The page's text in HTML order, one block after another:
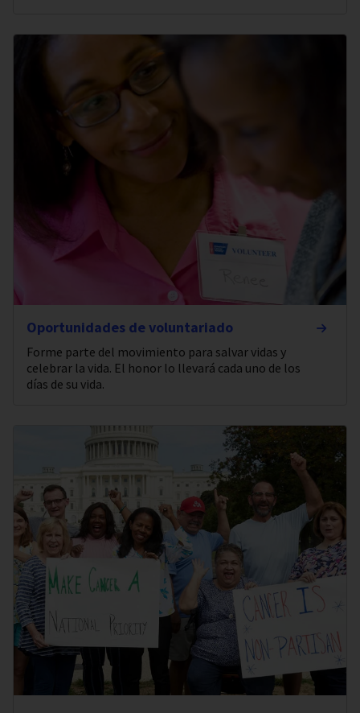
Oportunidades de voluntariado
Forme parte del movimiento para salvar vidas y
celebrar la vida. El honor lo llevará cada uno de los
días de su vida.